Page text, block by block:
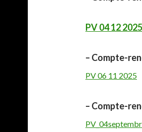
PV 04 12 2025
– Compte-
PV 06 11 2025
– Compte-